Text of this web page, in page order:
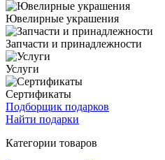
Ювелирные украшения
Запчасти и принадлежности
Услуги
Сертификаты
Подборщик подарков
Найти подарки
Категории товаров